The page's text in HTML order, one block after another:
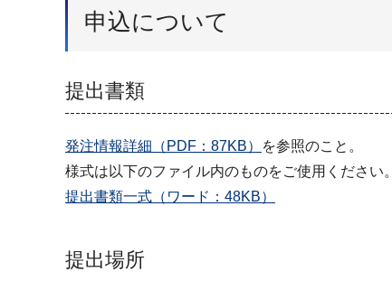
申込について
提出書類
発注情報詳細（PDF：87KB）
を参照のこと。
様式は以下のファイル内のものをご使用ください。
提出書類一式（ワード：48KB）
提出場所